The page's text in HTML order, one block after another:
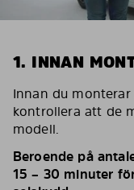
1. INNAN
Innan du
kontrollera att de
modell.
Beroende på
15 – 30 minuter